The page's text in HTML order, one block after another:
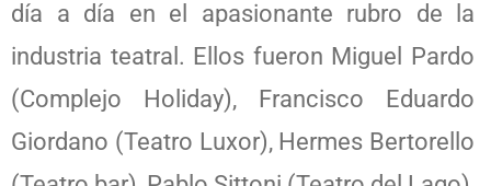
día a día en el apasionante rubro de la
industria teatral. Ellos fueron Miguel Pardo
(Complejo Holiday), Francisco Eduardo
Giordano (Teatro Luxor), Hermes Bertorello